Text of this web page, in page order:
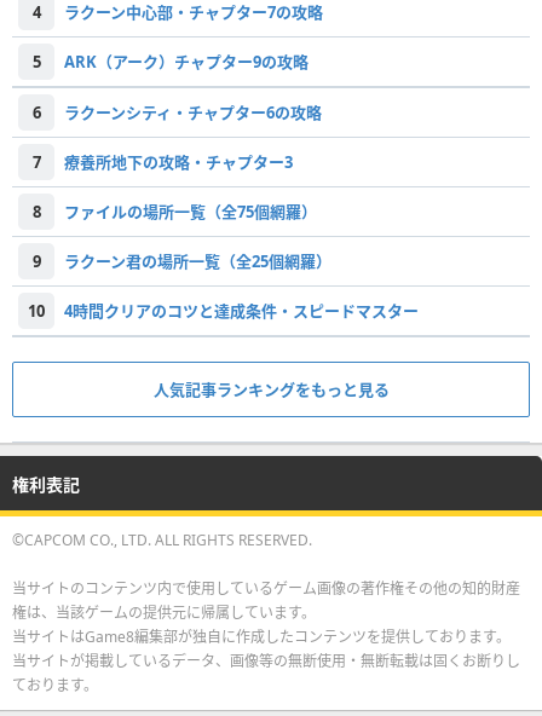
4 ラクーン中心部・チャプター7の攻略
5 ARK（アーク）チャプター9の攻略
6 ラクーンシティ・チャプター6の攻略
7 療養所地下の攻略・チャプター3
8 ファイルの場所一覧（全75個網羅）
9 ラクーン君の場所一覧（全25個網羅）
10 4時間クリアのコツと達成条件・スピードマスター
人気記事ランキングをもっと見る
権利表記
©CAPCOM CO., LTD. ALL RIGHTS RESERVED.
当サイトのコンテンツ内で使用しているゲーム画像の著作権その他の知的財産
権は、当該ゲームの提供元に帰属しています。
当サイトはGame8編集部が独自に作成したコンテンツを提供しております。
当サイトが掲載しているデータ、画像等の無断使用・無断転載は固くお断りし
ております。